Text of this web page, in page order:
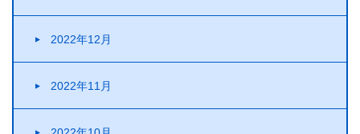
2022年12月
2022年11月